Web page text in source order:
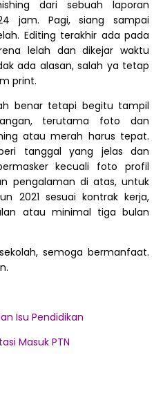
dari sebuah laporan
jam. Pagi, siang sampai
Editing terakhir ada pada
lelah dan dikejar waktu
ada alasan, salah ya tetap
print.
benar tetapi begitu tampil
terutama foto dan
atau merah harus tepat.
tanggal yang jelas dan
kecuali foto profil
pengalaman di atas, untuk
2021 sesuai kontrak kerja,
atau minimal tiga bulan
semoga bermanfaat.
Isu Pendidikan
Masuk PTN